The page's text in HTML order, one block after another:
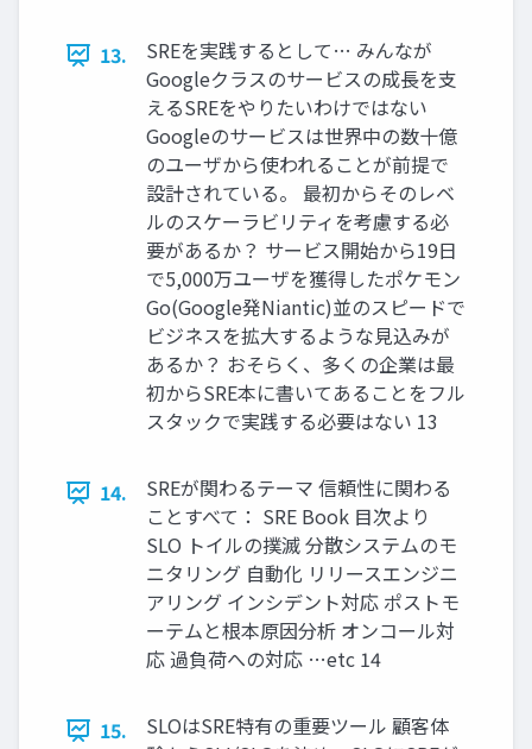
13.
SREを実践するとして… みんなが
Googleクラスのサービスの成長を支
えるSREをやりたいわけではない
Googleのサービスは世界中の数十億
のユーザから使われることが前提で
設計されている。 最初からそのレベ
ルのスケーラビリティを考慮する必
要があるか？ サービス開始から19日
で5,000万ユーザを獲得したポケモン
Go(Google発Niantic)並のスピードで
ビジネスを拡大するような見込みが
あるか？ おそらく、多くの企業は最
初からSRE本に書いてあることをフル
スタックで実践する必要はない 13
14.
SREが関わるテーマ 信頼性に関わる
ことすべて： SRE Book 目次より
SLO トイルの撲滅 分散システムのモ
ニタリング 自動化 リリースエンジニ
アリング インシデント対応 ポストモ
ーテムと根本原因分析 オンコール対
応 過負荷への対応 …etc 14
15.
SLOはSRE特有の重要ツール 顧客体